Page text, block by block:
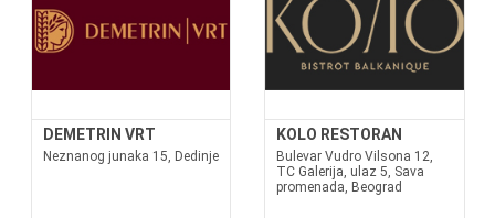
DEMETRIN VRT
Neznanog junaka 15, Dedinje
KOLO RESTORAN
Bulevar Vudro Vilsona 12,
TC Galerija, ulaz 5, Sava
promenada, Beograd